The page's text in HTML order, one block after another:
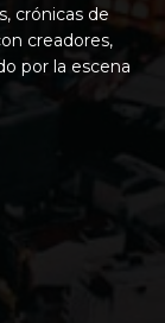
crónicas de
creadores,
por la escena